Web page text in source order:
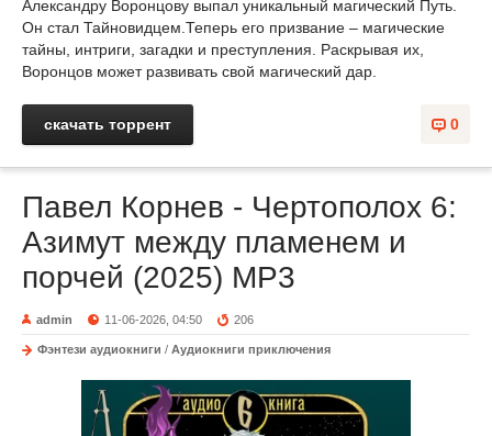
Александру Воронцову выпал уникальный магический Путь.
Он стал Тайновидцем.Теперь его призвание – магические
тайны, интриги, загадки и преступления. Раскрывая их,
Воронцов может развивать свой магический дар.
0
скачать торрент
Павел Корнев - Чертополох 6:
Азимут между пламенем и
порчей (2025) МР3
admin 11-06-2026, 04:50 206
Фэнтези аудиокниги / Аудиокниги приключения